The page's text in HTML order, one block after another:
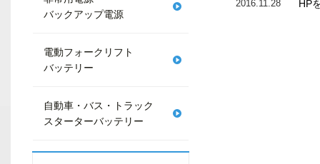
2016.11.28 HP
バックアップ電源
電動フォークリフト
バッテリー
自動車・バス・トラック
スターターバッテリー